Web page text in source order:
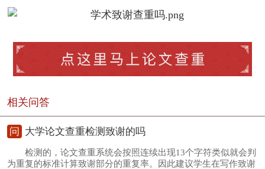
相关问答
问 大学论文查重检测致谢的吗
检测的，论文查重系统会按照连续出现13个字符类似就会判
为重复的标准计算致谢部分的重复率。因此建议学生在写作致谢